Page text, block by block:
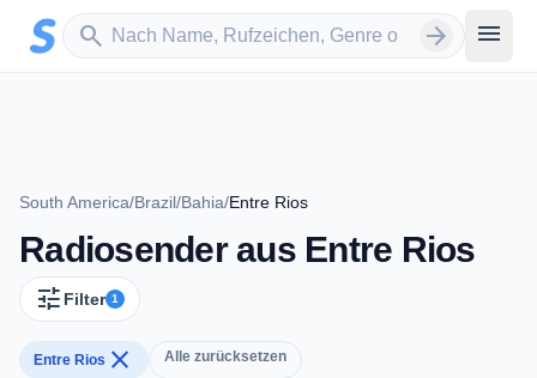
Zum Hauptinhalt springen
search
Sender suchen arrow_forward menu
South America/Brazil/Bahia/Entre Rios
Radiosender aus Entre Rios
tune Filter 1
Entre Rios close Alle zurücksetzen